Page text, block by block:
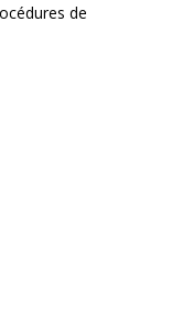
de